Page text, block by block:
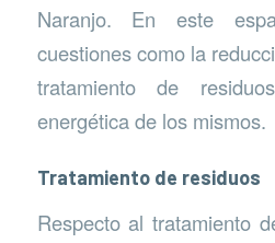
Naranjo. En este
cuestiones como la
tratamiento de
energética de los mismos.
Tratamiento de residuos
Respecto al tratamiento